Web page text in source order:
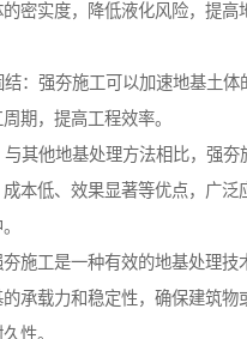
密实度，降低液化风险，提高
：强夯施工可以加速地基土体
期，提高工程效率。
与其他地基处理方法相比，强夯
本低、效果显著等优点，广泛
夯施工是一种有效的地基处理技
承载力和稳定性，确保建筑物
性。